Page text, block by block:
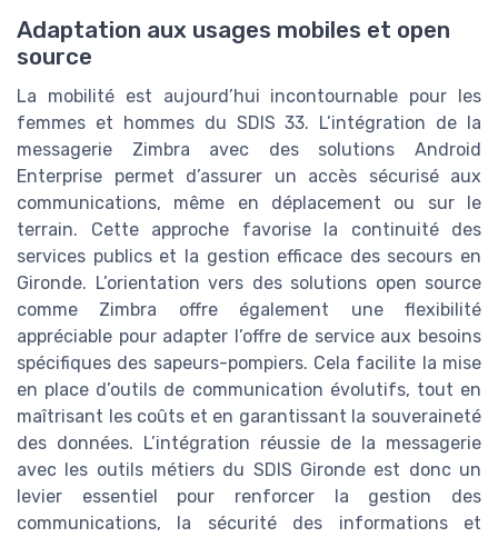
Adaptation aux usages mobiles et open
source
La mobilité est aujourd’hui incontournable pour les
femmes et hommes du SDIS 33. L’intégration de la
messagerie Zimbra avec des solutions Android
Enterprise permet d’assurer un accès sécurisé aux
communications, même en déplacement ou sur le
terrain. Cette approche favorise la continuité des
services publics et la gestion efficace des secours en
Gironde. L’orientation vers des solutions open source
comme Zimbra offre également une flexibilité
appréciable pour adapter l’offre de service aux besoins
spécifiques des sapeurs-pompiers. Cela facilite la mise
en place d’outils de communication évolutifs, tout en
maîtrisant les coûts et en garantissant la souveraineté
des données. L’intégration réussie de la messagerie
avec les outils métiers du SDIS Gironde est donc un
levier essentiel pour renforcer la gestion des
communications, la sécurité des informations et